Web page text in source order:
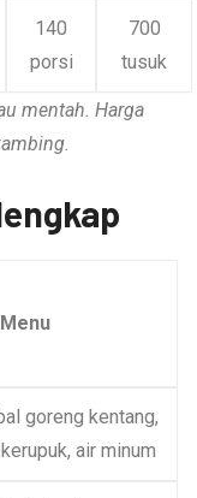
140
porsi
700
tusuk
mentah. Harga
goreng kentang,
air minum